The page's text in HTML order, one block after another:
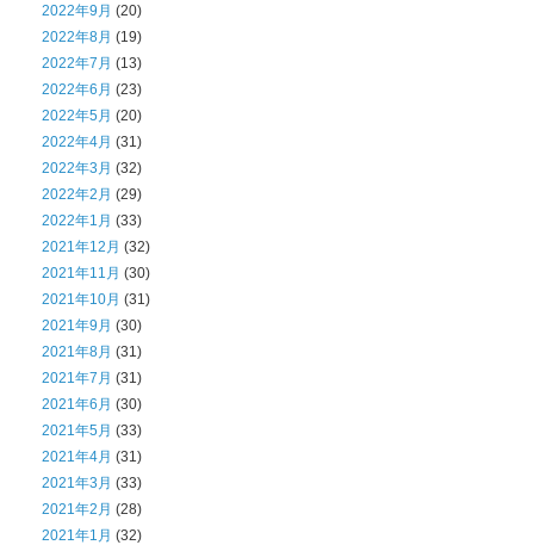
2022年9月 (20)
2022年8月 (19)
2022年7月 (13)
2022年6月 (23)
2022年5月 (20)
2022年4月 (31)
2022年3月 (32)
2022年2月 (29)
2022年1月 (33)
2021年12月 (32)
2021年11月 (30)
2021年10月 (31)
2021年9月 (30)
2021年8月 (31)
2021年7月 (31)
2021年6月 (30)
2021年5月 (33)
2021年4月 (31)
2021年3月 (33)
2021年2月 (28)
2021年1月 (32)